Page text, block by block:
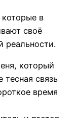
в
своё
реальности.
который
связь
время